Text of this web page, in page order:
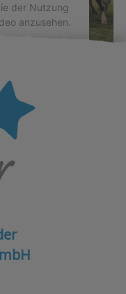
der Nutzung
anzusehen.
Consent